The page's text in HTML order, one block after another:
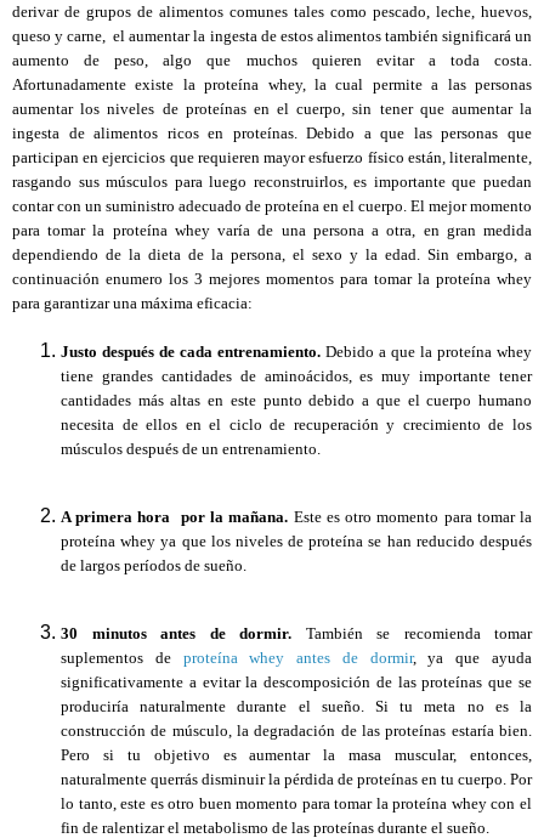
derivar de grupos de alimentos comunes tales como pescado, leche, huevos,
queso y carne, el aumentar la ingesta de estos alimentos también significará un
aumento de peso, algo que muchos quieren evitar a toda costa.
Afortunadamente existe la proteína whey, la cual permite a las personas
aumentar los niveles de proteínas en el cuerpo, sin tener que aumentar la
ingesta de alimentos ricos en proteínas. Debido a que las personas que
participan en ejercicios que requieren mayor esfuerzo físico están, literalmente,
rasgando sus músculos para luego reconstruirlos, es importante que puedan
contar con un suministro adecuado de proteína en el cuerpo. El mejor momento
para tomar la proteína whey varía de una persona a otra, en gran medida
dependiendo de la dieta de la persona, el sexo y la edad. Sin embargo, a
continuación enumero los 3 mejores momentos para tomar la proteína whey
para garantizar una máxima eficacia:
Justo después de cada entrenamiento. Debido a que la proteína whey
tiene grandes cantidades de aminoácidos, es muy importante tener
cantidades más altas en este punto debido a que el cuerpo humano
necesita de ellos en el ciclo de recuperación y crecimiento de los
músculos después de un entrenamiento.
A primera hora por la mañana. Este es otro momento para tomar la
proteína whey ya que los niveles de proteína se han reducido después
de largos períodos de sueño.
30 minutos antes de dormir. También se recomienda tomar
suplementos de proteína whey antes de dormir, ya que ayuda
significativamente a evitar la descomposición de las proteínas que se
produciría naturalmente durante el sueño. Si tu meta no es la
construcción de músculo, la degradación de las proteínas estaría bien.
Pero si tu objetivo es aumentar la masa muscular, entonces,
naturalmente querrás disminuir la pérdida de proteínas en tu cuerpo. Por
lo tanto, este es otro buen momento para tomar la proteína whey con el
fin de ralentizar el metabolismo de las proteínas durante el sueño.